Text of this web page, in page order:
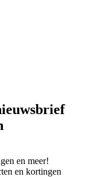
en meer!
en kortingen